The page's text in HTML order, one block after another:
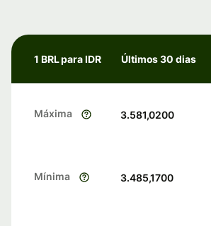
1 BRL para IDR Últimos 30 dias
Máxima 3.581,0200
Mínima 3.485,1700